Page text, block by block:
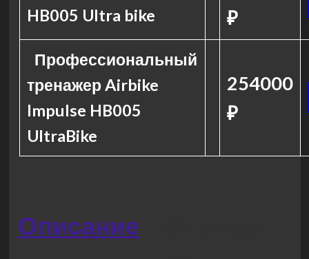
HB005 Ultra bike
₽
Профессиональный
тренажер Airbike
Impulse HB005
UltraBike
254000
₽
Описание